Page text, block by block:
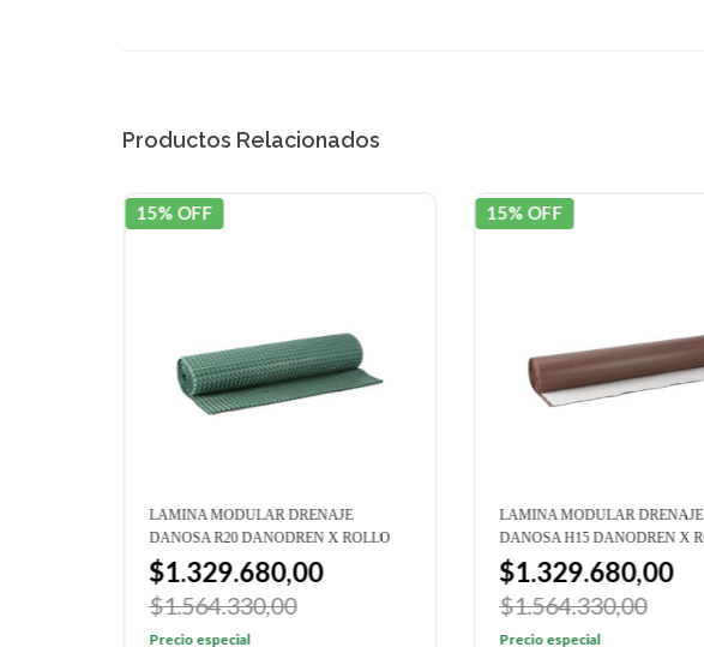
Productos Relacionados
15% OFF
LAMINA MODULAR DRENAJE
DANOSA R20 DANODREN X ROLLO
$1.329.680,00
$1.564.330,00
Precio especial
15% OFF
LAMINA MODULAR DRENAJE
DANOSA H15 DANODREN X
$1.329.680,00
$1.564.330,00
Precio especial